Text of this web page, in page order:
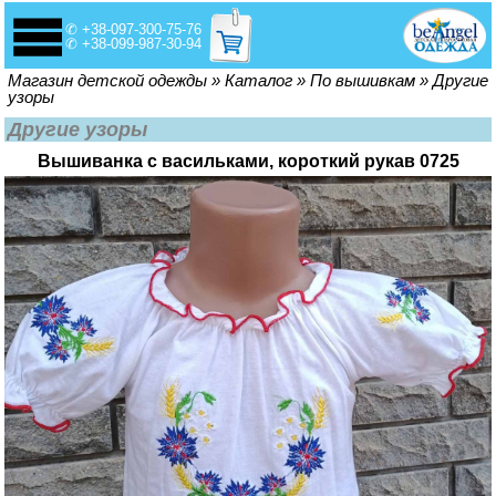
✆ +38-097-300-75-76
✆ +38-099-987-30-94
Вы здесь
Магазин детской одежды » Каталог » По вышивкам » Другие
узоры
Другие узоры
Вышиванка с васильками, короткий рукав 0725